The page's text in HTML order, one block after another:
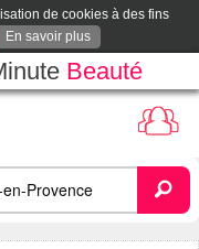
de cookies à des fins
En savoir plus
Beauté